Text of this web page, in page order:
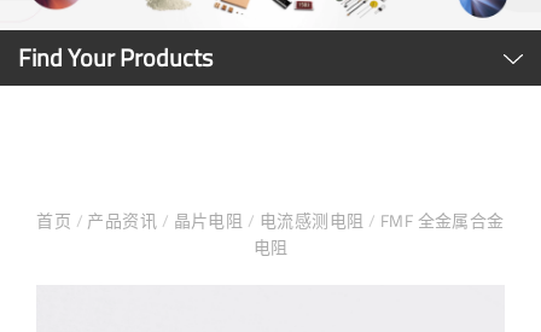
Find Your Products
首页 / 产品资讯 / 晶片电阻 / 电流感测电阻 / FMF 全金属合金
电阻